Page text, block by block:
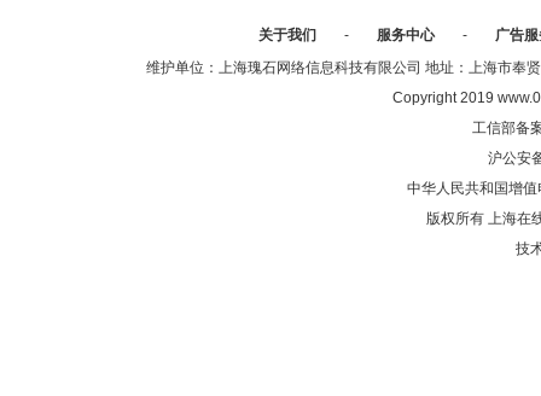
关于我们 - 服务中心 -
广告
维护单位：上海瑰石网络信息科技有限公司 地址：上海市
Copyright 2019
工信部备
沪公安
中华人民共和国增
版权所有 上海在
技